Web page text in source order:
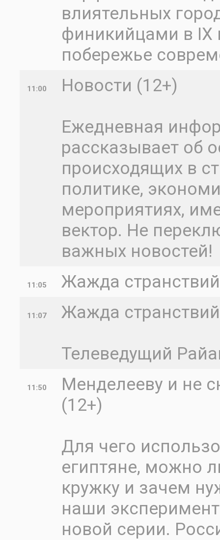
влиятельных
финикийцами в IX
побережье
11:00
Новости (12+)
Ежедневная
рассказывает об
происходящих в
политике,
мероприятиях,
вектор. Не
важных новостей!
11:05 Жажда
11:07
Жажда
Телеведущий
11:50
Менделееву и не
(12+)
Для чего
египтяне, можно
кружку и зачем
наши
новой серии.